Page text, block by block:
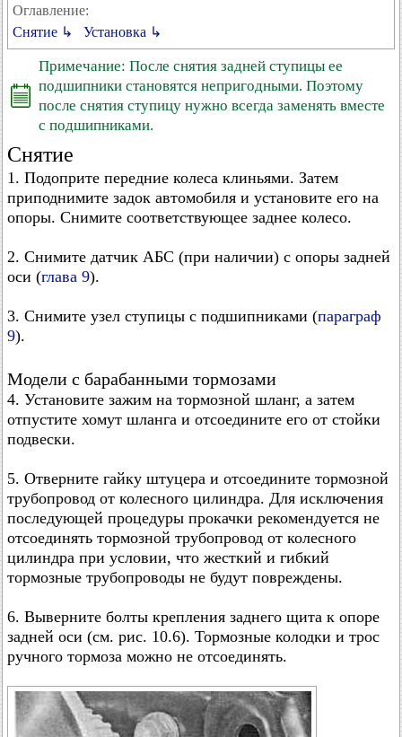
Оглавление:
Снятие ↳
Установка ↳
Примечание: После снятия задней ступицы ее
подшипники становятся непригодными. Поэтому
после снятия ступицу нужно всегда заменять вместе
с подшипниками.
Снятие
1. Подоприте передние колеса клиньями. Затем
приподнимите задок автомобиля и установите его на
опоры. Снимите соответствующее заднее колесо.
2. Снимите датчик АБС (при наличии) с опоры задней
оси (глава 9).
3. Снимите узел ступицы с подшипниками (параграф
9).
Модели с барабанными тормозами
4. Установите зажим на тормозной шланг, а затем
отпустите хомут шланга и отсоедините его от стойки
подвески.
5. Отверните гайку штуцера и отсоедините тормозной
трубопровод от колесного цилиндра. Для исключения
последующей процедуры прокачки рекомендуется не
отсоединять тормозной трубопровод от колесного
цилиндра при условии, что жесткий и гибкий
тормозные трубопроводы не будут повреждены.
6. Выверните болты крепления заднего щита к опоре
задней оси (см. рис. 10.6). Тормозные колодки и трос
ручного тормоза можно не отсоединять.